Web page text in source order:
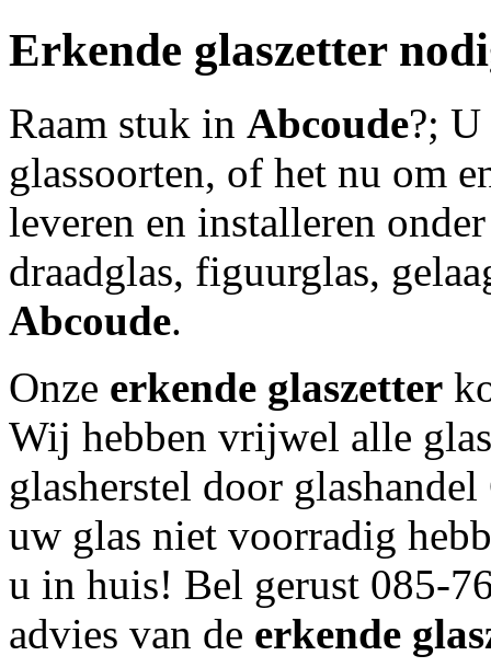
Erkende glaszetter
Raam stuk in Abcoude?;
glassoorten, of het nu om
leveren en installeren
draadglas, figuurglas,
Abcoude.
Onze erkende glaszetter
Wij hebben vrijwel alle
glasherstel door
uw glas niet voorradig
u in huis! Bel gerust 085-
advies van de erkende